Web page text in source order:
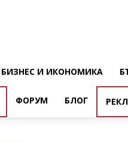
БИЗНЕС И ИКОНОМИКА
ФОРУМ БЛОГ